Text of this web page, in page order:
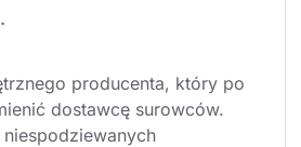
producenta, który po
dostawcę surowców.